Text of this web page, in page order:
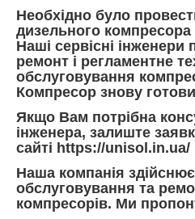
Необхідно було
дизельного
Наші сервісні інженери
ремонт і регламентне
обслуговування
Компресор знову
Якщо Вам потрібна
інженера, залиште
сайті https://unisol.in.ua/
Наша компанія
обслуговування та
компресорів. Ми